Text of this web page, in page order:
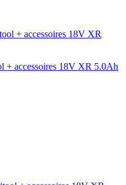
+ accessoires 18V XR 5.0Ah